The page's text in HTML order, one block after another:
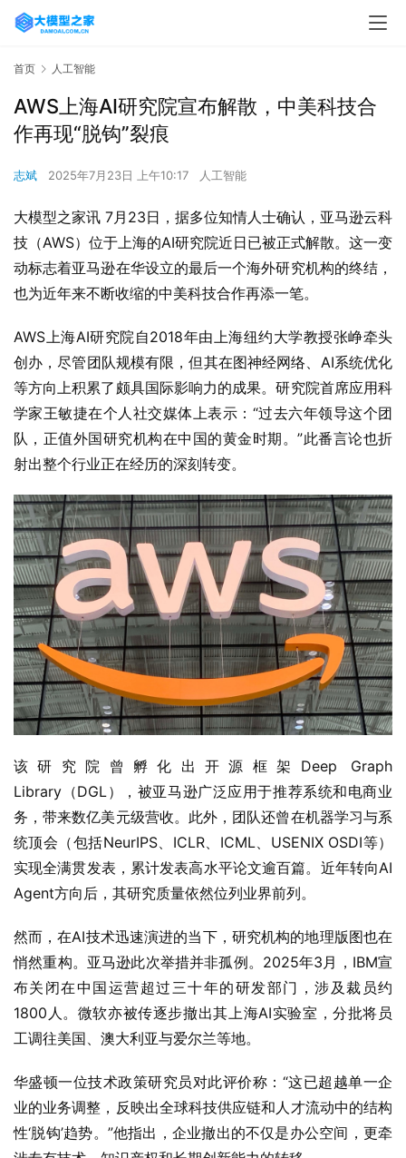
首页 人工智能
AWS上海AI研究院宣布解散，中美科技合
作再现“脱钩”裂痕
志斌 2025年7月23日 上午10:17 人工智能
大模型之家讯 7月23日，据多位知情人士确认，亚马逊云科
技（AWS）位于上海的AI研究院近日已被正式解散。这一变
动标志着亚马逊在华设立的最后一个海外研究机构的终结，
也为近年来不断收缩的中美科技合作再添一笔。
AWS上海AI研究院自2018年由上海纽约大学教授张峥牵头
创办，尽管团队规模有限，但其在图神经网络、AI系统优化
等方向上积累了颇具国际影响力的成果。研究院首席应用科
学家王敏捷在个人社交媒体上表示：“过去六年领导这个团
队，正值外国研究机构在中国的黄金时期。”此番言论也折
射出整个行业正在经历的深刻转变。
该研究院曾孵化出开源框架Deep Graph
Library（DGL），被亚马逊广泛应用于推荐系统和电商业
务，带来数亿美元级营收。此外，团队还曾在机器学习与系
统顶会（包括NeurIPS、ICLR、ICML、USENIX OSDI等）
实现全满贯发表，累计发表高水平论文逾百篇。近年转向AI
Agent方向后，其研究质量依然位列业界前列。
然而，在AI技术迅速演进的当下，研究机构的地理版图也在
悄然重构。亚马逊此次举措并非孤例。2025年3月，IBM宣
布关闭在中国运营超过三十年的研发部门，涉及裁员约
1800人。微软亦被传逐步撤出其上海AI实验室，分批将员
工调往美国、澳大利亚与爱尔兰等地。
华盛顿一位技术政策研究员对此评价称：“这已超越单一企
业的业务调整，反映出全球科技供应链和人才流动中的结构
性‘脱钩’趋势。”他指出，企业撤出的不仅是办公空间，更牵